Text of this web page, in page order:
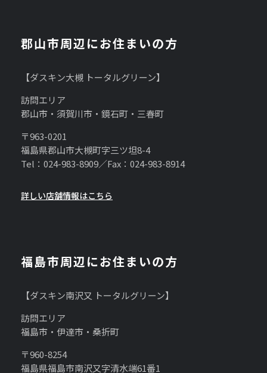
郡山市周辺にお住まいの方
【ダスキン大槻 トータルグリーン】
訪問エリア
郡山市・須賀川市・鏡石町・三春町
〒963-0201
福島県郡山市大槻町字三ツ坦8-4
Tel：024-983-8909／Fax：024-983-8914
詳しい店舗情報はこちら
福島市周辺にお住まいの方
【ダスキン南沢又 トータルグリーン】
訪問エリア
福島市・伊達市・桑折町
〒960-8254
福島県福島市南沢又字清水端61番1